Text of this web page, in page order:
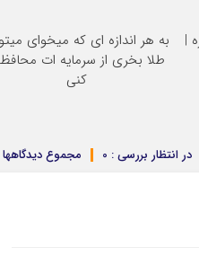
|
به هر اندازه ای که میخوای
طلا بخری از سرمایه ات
کنی
مجموع دیدگاهها : در انتظار بررسی : 0